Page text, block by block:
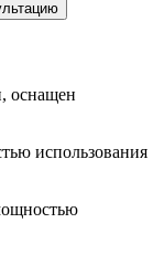
оснащен
использования